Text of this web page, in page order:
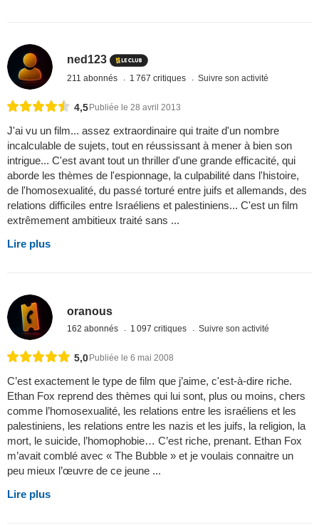
ned123
211 abonnés 1 767 critiques Suivre son activité
4,5 Publiée le 28 avril 2013
J'ai vu un film... assez extraordinaire qui traite d'un nombre
incalculable de sujets, tout en réussissant à mener à bien son
intrigue... C'est avant tout un thriller d'une grande efficacité, qui
aborde les thèmes de l'espionnage, la culpabilité dans l'histoire,
de l'homosexualité, du passé torturé entre juifs et allemands, des
relations difficiles entre Israéliens et palestiniens... C'est un film
extrêmement ambitieux traité sans ...
Lire plus
oranous
162 abonnés 1 097 critiques Suivre son activité
5,0 Publiée le 6 mai 2008
C’est exactement le type de film que j’aime, c'est-à-dire riche.
Ethan Fox reprend des thèmes qui lui sont, plus ou moins, chers
comme l’homosexualité, les relations entre les israéliens et les
palestiniens, les relations entre les nazis et les juifs, la religion, la
mort, le suicide, l’homophobie… C’est riche, prenant. Ethan Fox
m’avait comblé avec « The Bubble » et je voulais connaitre un
peu mieux l’œuvre de ce jeune ...
Lire plus